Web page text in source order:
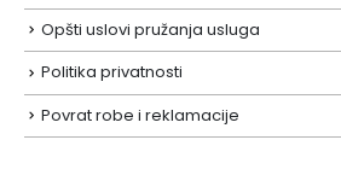
Opšti uslovi pružanja usluga
Politika privatnosti
Povrat robe i reklamacije